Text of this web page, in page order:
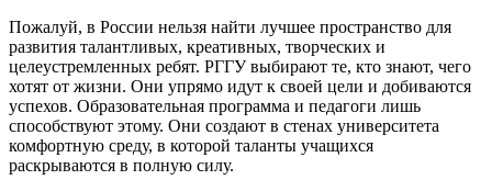
Пожалуй, в России нельзя найти лучшее пространство для
развития талантливых, креативных, творческих и
целеустремленных ребят. РГГУ выбирают те, кто знают, чего
хотят от жизни. Они упрямо идут к своей цели и добиваются
успехов. Образовательная программа и педагоги лишь
способствуют этому. Они создают в стенах университета
комфортную среду, в которой таланты учащихся
раскрываются в полную силу.